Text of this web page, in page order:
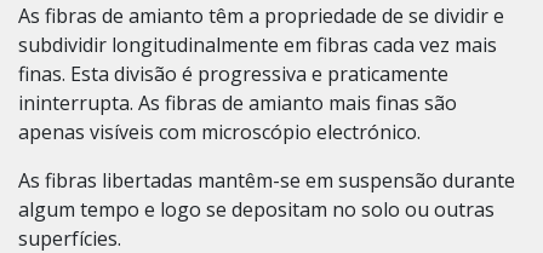
As fibras de amianto têm a propriedade de se dividir e
subdividir longitudinalmente em fibras cada vez mais
finas. Esta divisão é progressiva e praticamente
ininterrupta. As fibras de amianto mais finas são
apenas visíveis com microscópio electrónico.
As fibras libertadas mantêm-se em suspensão durante
algum tempo e logo se depositam no solo ou outras
superfícies.